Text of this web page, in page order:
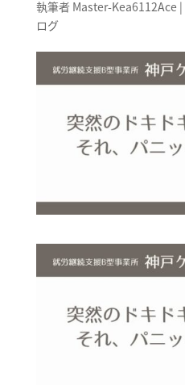
執筆者 Master-Kea6112Ace |
ログ